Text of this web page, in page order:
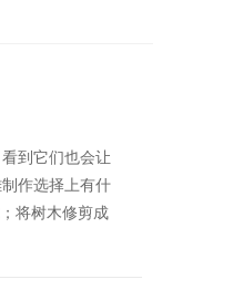
到它们也会让
作选择上有什
将树木修剪成